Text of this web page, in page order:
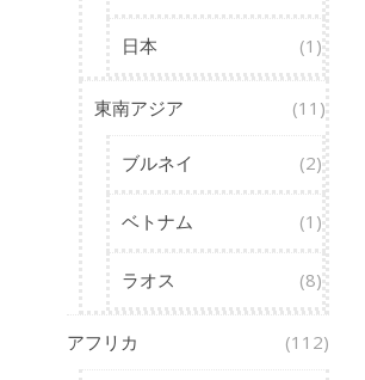
日本 (1)
東南アジア (11)
ブルネイ (2)
ベトナム (1)
ラオス (8)
アフリカ (112)